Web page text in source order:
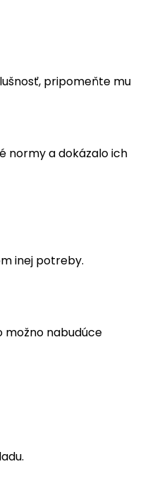
pripomeňte mu
normy a dokázalo ich
inej potreby.
možno nabudúce